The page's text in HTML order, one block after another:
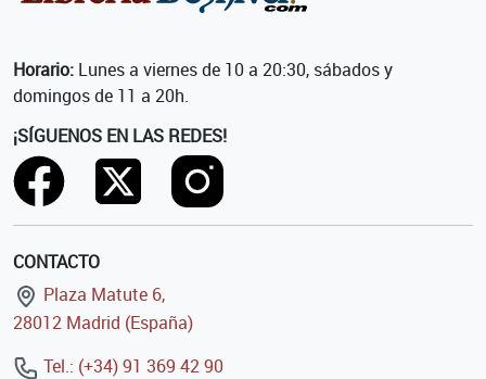
Horario: Lunes a viernes de 10 a 20:30, sábados y
domingos de 11 a 20h.
¡SÍGUENOS EN LAS REDES!
CONTACTO
Plaza Matute 6,
28012 Madrid (España)
Tel.: (+34) 91 369 42 90